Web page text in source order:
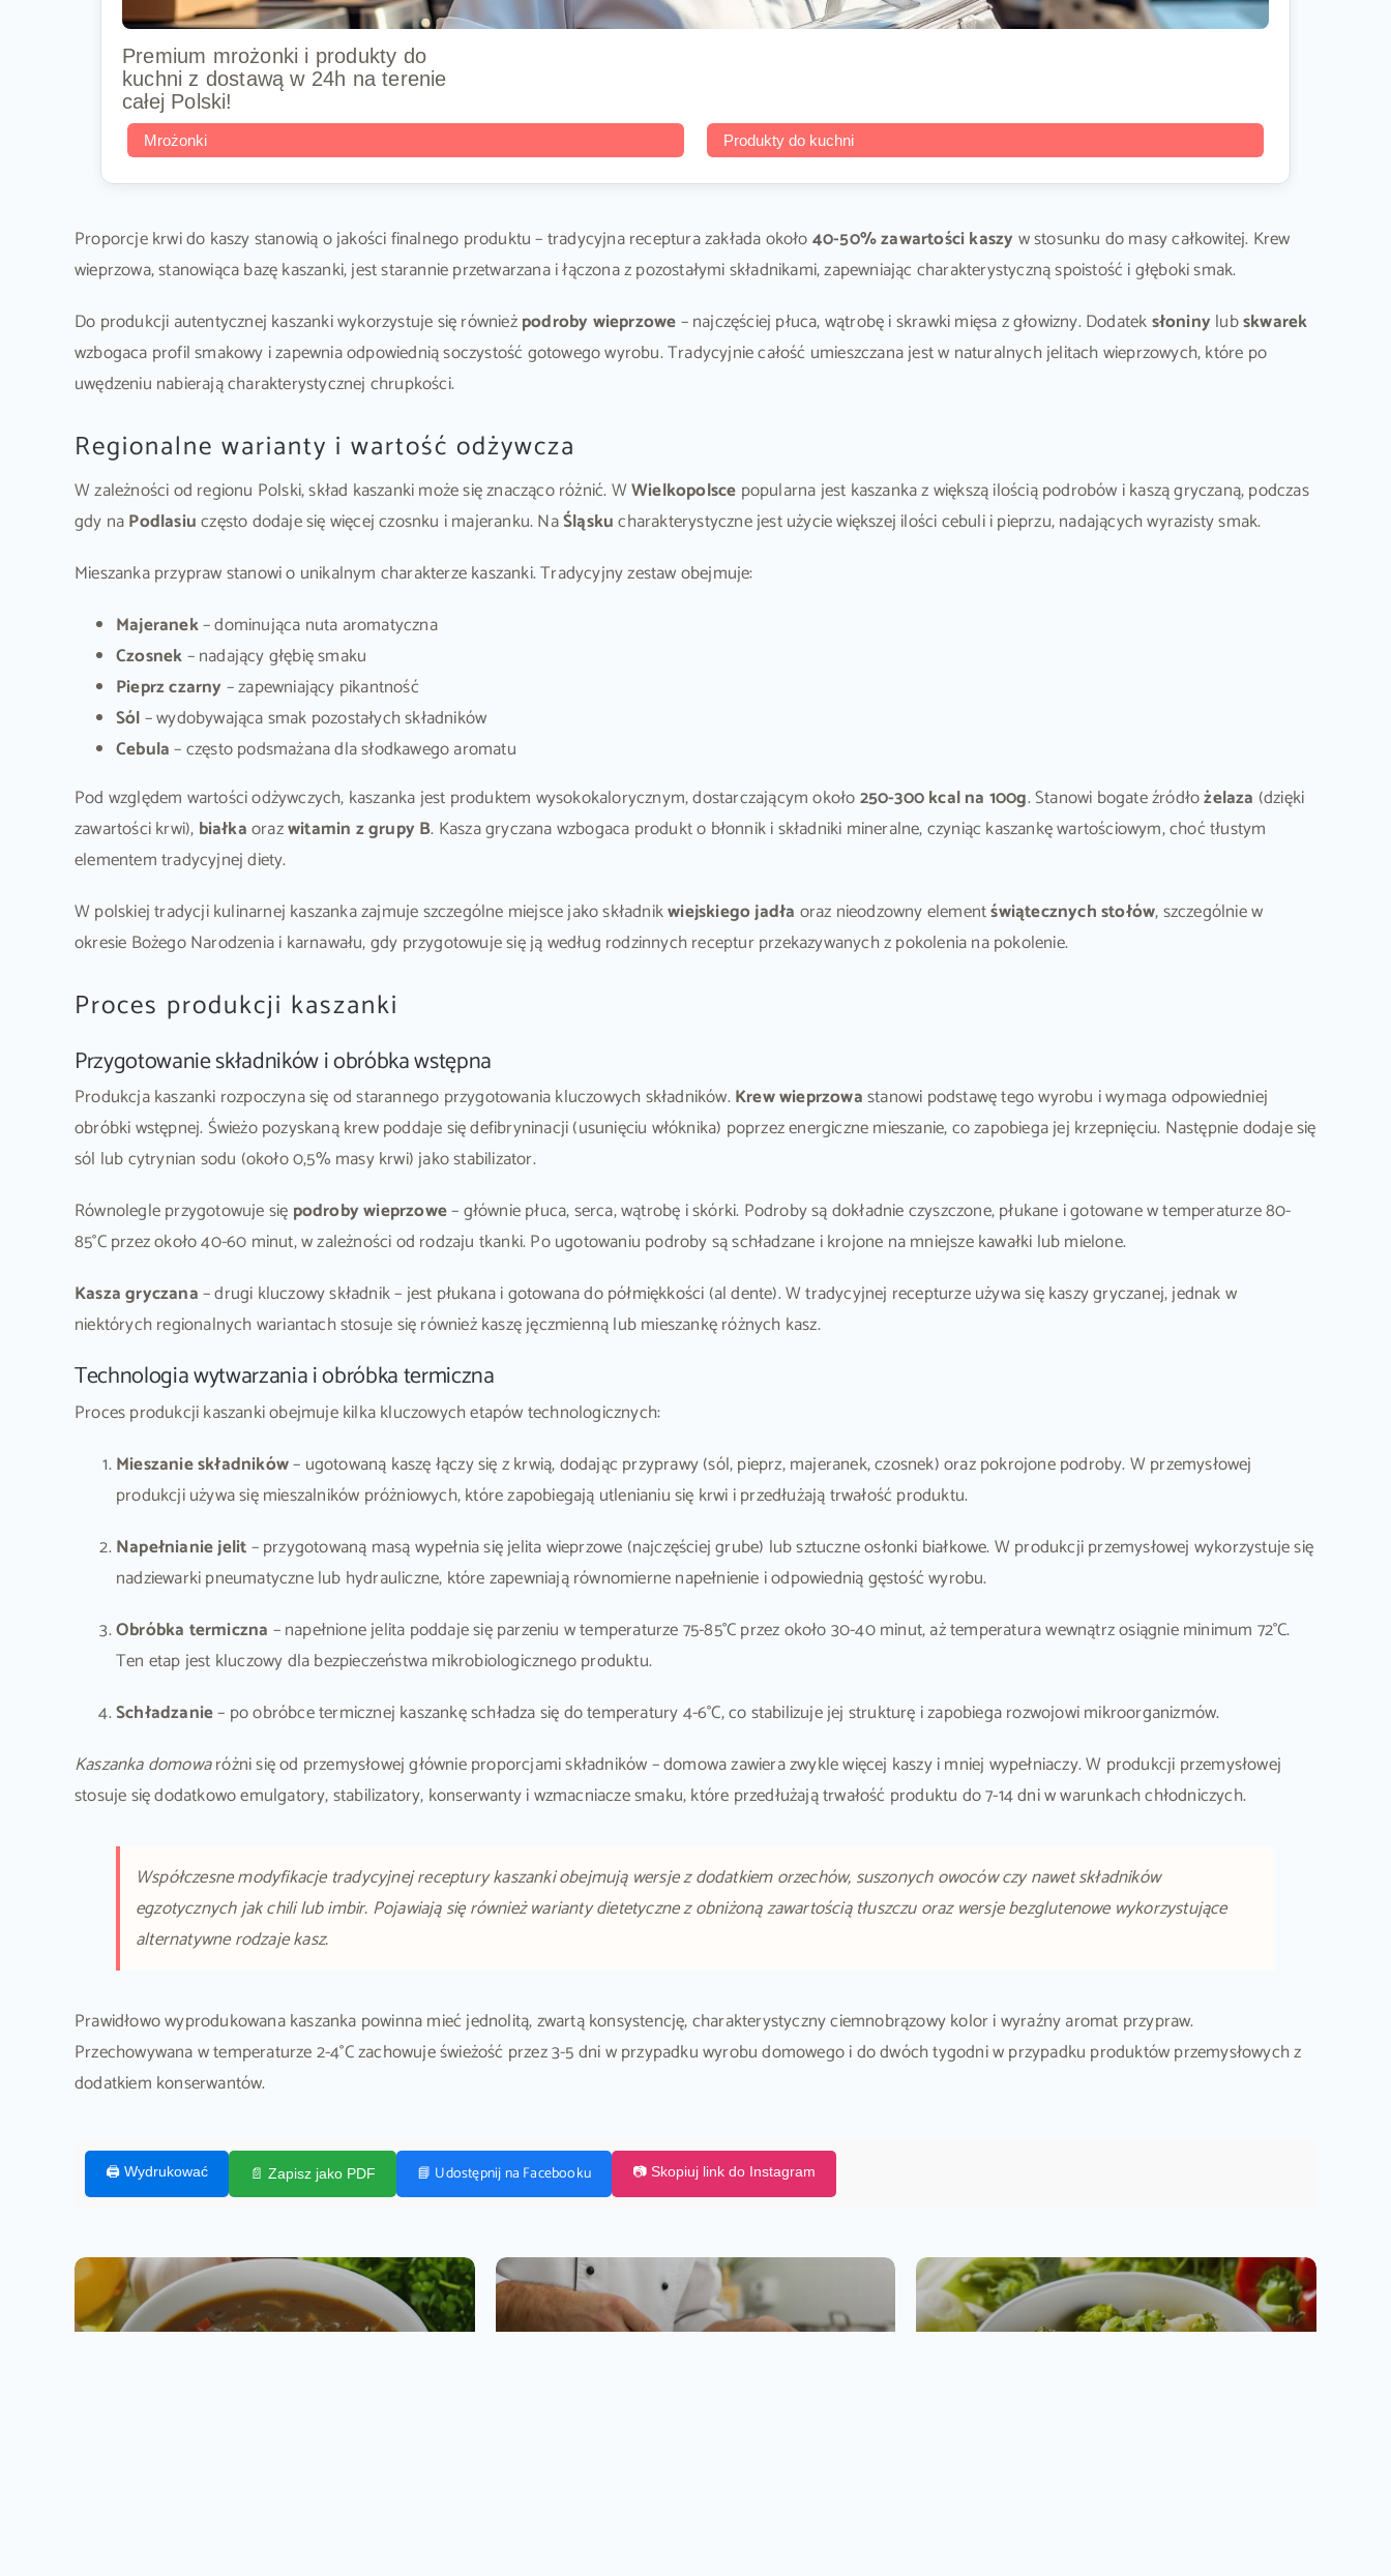
Premium mrożonki i produkty do
kuchni z dostawą w 24h na terenie
całej Polski!
Mrożonki Produkty do kuchni
Proporcje krwi do kaszy stanowią o jakości finalnego produktu – tradycyjna receptura zakłada około40-50% zawartości kaszy w stosunku do masy całkowitej. Krew
wieprzowa, stanowiąca bazę kaszanki, jest starannie przetwarzana i łączona z pozostałymi składnikami, zapewniając charakterystyczną spoistość i głęboki smak.
Do produkcji autentycznej kaszanki wykorzystuje się równieżpodroby wieprzowe– najczęściej płuca, wątrobę i skrawki mięsa z głowizny. Dodateksłoniny lubskwarek
wzbogaca profil smakowy i zapewnia odpowiednią soczystość gotowego wyrobu. Tradycyjnie całość umieszczana jest w naturalnych jelitach wieprzowych, które po
uwędzeniu nabierają charakterystycznej chrupkości.
Regionalne warianty i wartość odżywcza
W zależności od regionu Polski, skład kaszanki może się znacząco różnić. WWielkopolsce popularna jest kaszanka z większą ilością podrobów i kaszą gryczaną, podczas
gdy naPodlasiuczęsto dodaje się więcej czosnku i majeranku. NaŚląskucharakterystyczne jest użycie większej ilości cebuli i pieprzu, nadających wyrazisty smak.
Mieszanka przypraw stanowi o unikalnym charakterze kaszanki. Tradycyjny zestaw obejmuje:
Majeranek– dominująca nuta aromatyczna
Czosnek– nadający głębię smaku
Pieprz czarny – zapewniający pikantność
Sól– wydobywająca smak pozostałych składników
Cebula– często podsmażana dla słodkawego aromatu
Pod względem wartości odżywczych, kaszanka jest produktem wysokokalorycznym, dostarczającym około250-300 kcal na 100g. Stanowi bogate źródłożelaza (dzięki
zawartości krwi), białkaorazwitamin z grupy B. Kasza gryczana wzbogaca produkt o błonnik i składniki mineralne, czyniąc kaszankę wartościowym, choć tłustym
elementem tradycyjnej diety.
W polskiej tradycji kulinarnej kaszanka zajmuje szczególne miejsce jako składnikwiejskiego jadła oraz nieodzowny elementświątecznych stołów, szczególnie w
okresie Bożego Narodzenia i karnawału, gdy przygotowuje się ją według rodzinnych receptur przekazywanych z pokolenia na pokolenie.
Proces produkcji kaszanki
Przygotowanie składników i obróbka wstępna
Produkcja kaszanki rozpoczyna się od starannego przygotowania kluczowych składników.Krew wieprzowastanowi podstawę tego wyrobu i wymaga odpowiedniej
obróbki wstępnej. Świeżo pozyskaną krew poddaje się defibryninacji (usunięciu włóknika) poprzez energiczne mieszanie, co zapobiega jej krzepnięciu. Następnie dodaje się
sól lub cytrynian sodu (około 0,5% masy krwi) jako stabilizator.
Równolegle przygotowuje się podroby wieprzowe– głównie płuca, serca, wątrobę i skórki. Podroby są dokładnie czyszczone, płukane i gotowane w temperaturze 80-
85°C przez około 40-60 minut, w zależności od rodzaju tkanki. Po ugotowaniu podroby są schładzane i krojone na mniejsze kawałki lub mielone.
Kasza gryczana– drugi kluczowy składnik – jest płukana i gotowana do półmiękkości (al dente). W tradycyjnej recepturze używa się kaszy gryczanej, jednak w
niektórych regionalnych wariantach stosuje się również kaszę jęczmienną lub mieszankę różnych kasz.
Technologia wytwarzania i obróbka termiczna
Proces produkcji kaszanki obejmuje kilka kluczowych etapów technologicznych:
Mieszanie składników– ugotowaną kaszę łączy się z krwią, dodając przyprawy (sól, pieprz, majeranek, czosnek) oraz pokrojone podroby. W przemysłowej
produkcji używa się mieszalników próżniowych, które zapobiegają utlenianiu się krwi i przedłużają trwałość produktu.
Napełnianie jelit– przygotowaną masą wypełnia się jelita wieprzowe (najczęściej grube) lub sztuczne osłonki białkowe. W produkcji przemysłowej wykorzystuje się
nadziewarki pneumatyczne lub hydrauliczne, które zapewniają równomierne napełnienie i odpowiednią gęstość wyrobu.
Obróbka termiczna – napełnione jelita poddaje się parzeniu w temperaturze 75-85°C przez około 30-40 minut, aż temperatura wewnątrz osiągnie minimum 72°C.
Ten etap jest kluczowy dla bezpieczeństwa mikrobiologicznego produktu.
Schładzanie– po obróbce termicznej kaszankę schładza się do temperatury 4-6°C, co stabilizuje jej strukturę i zapobiega rozwojowi mikroorganizmów.
Kaszanka domowaróżni się od przemysłowej głównie proporcjami składników – domowa zawiera zwykle więcej kaszy i mniej wypełniaczy. W produkcji przemysłowej
stosuje się dodatkowo emulgatory, stabilizatory, konserwanty i wzmacniacze smaku, które przedłużają trwałość produktu do 7-14 dni w warunkach chłodniczych.
Współczesne modyfikacje tradycyjnej receptury kaszanki obejmują wersje z dodatkiem orzechów, suszonych owoców czy nawet składników
egzotycznych jak chili lub imbir. Pojawiają się również warianty dietetyczne z obniżoną zawartością tłuszczu oraz wersje bezglutenowe wykorzystujące
alternatywne rodzaje kasz.
Prawidłowo wyprodukowana kaszanka powinna mieć jednolitą, zwartą konsystencję, charakterystyczny ciemnobrązowy kolor i wyraźny aromat przypraw.
Przechowywana w temperaturze 2-4°C zachowuje świeżość przez 3-5 dni w przypadku wyrobu domowego i do dwóch tygodni w przypadku produktów przemysłowych z
dodatkiem konserwantów.
🖨️ Wydrukować 📄 Zapisz jako PDF 📘 Udostępnij na Facebooku 📷 Skopiuj link do Instagram